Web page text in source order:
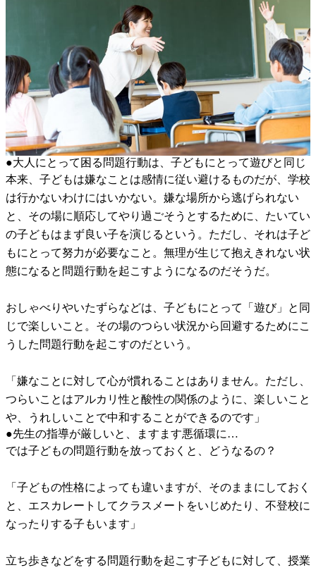
●大人にとって困る問題行動は、子どもにとって遊びと同じ
本来、子どもは嫌なことは感情に従い避けるものだが、学校
は行かないわけにはいかない。嫌な場所から逃げられない
と、その場に順応してやり過ごそうとするために、たいてい
の子どもはまず良い子を演じるという。ただし、それは子ど
もにとって努力が必要なこと。無理が生じて抱えきれない状
態になると問題行動を起こすようになるのだそうだ。
おしゃべりやいたずらなどは、子どもにとって「遊び」と同
じで楽しいこと。その場のつらい状況から回避するためにこ
うした問題行動を起こすのだという。
「嫌なことに対して心が慣れることはありません。ただし、
つらいことはアルカリ性と酸性の関係のように、楽しいこと
や、うれしいことで中和することができるのです」
●先生の指導が厳しいと、ますます悪循環に…
では子どもの問題行動を放っておくと、どうなるの？
「子どもの性格によっても違いますが、そのままにしておく
と、エスカレートしてクラスメートをいじめたり、不登校に
なったりする子もいます」
立ち歩きなどをする問題行動を起こす子どもに対して、授業